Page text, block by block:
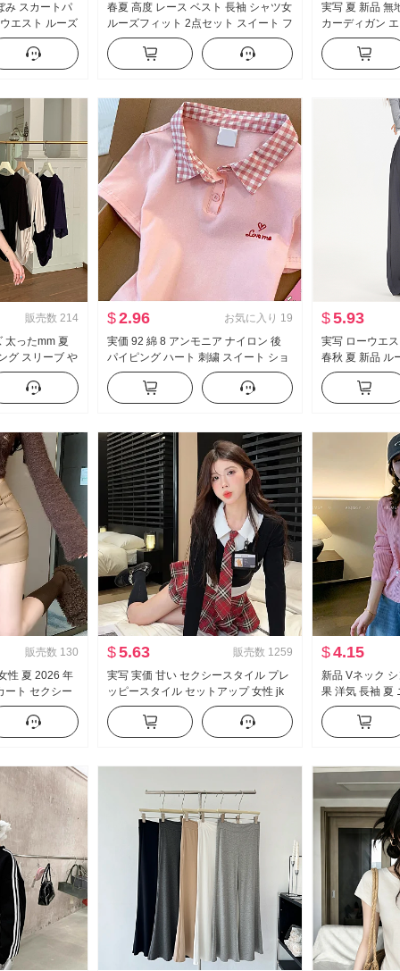
み スカートパ
エスト ルーズ
感 バルーンパ
パンツ
春夏 高度 レース ベスト 長袖 シャツ女
ルーズフィット 2点セット スイート フ
レッシュ
実写 夏 新品 無
カーディガン
シフォン フラ
ス女 ツーピー
販売数 214
太ったmm 夏
グ スリーブ や
リム効果 スリ
プス
$2.96 お気に入り 19
実価 92 綿 8 アンモニア ナイロン 後
パイピング ハート 刺繍 スイート ショ
ート丈 ポロ襟 Tシャツ スリムフィット
小柄 トレンド
$5.93
実写 ローウエ
春秋 夏 新品 ル
ント 感 bf ルー
イドパンツ
販売数 130
性 夏 2026 年
ート セクシー
エスト A字
$5.63 販売数 1259
実写 実価 甘い セクシースタイル プレ
ッピースタイル セットアップ 女性 jk
制服 フェイクレイヤード 純 欲 トップ
ス ハーフ スカートパンツ ツーピース
セット
$4.15
新品 Vネック
果 洋気 長袖 夏
洋気 無地 トッ